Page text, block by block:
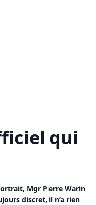
qui
Mgr Pierre Warin
discret, il n’a rien